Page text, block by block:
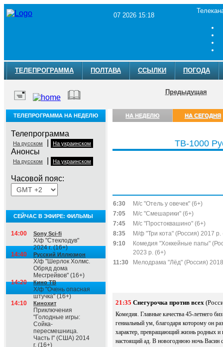
07 2026 15:18
ТЕЛЕПРОГРАММА ПОЛТАВА ССЫЛКИ ПОГОДА
Предыдущая
ТЕЛЕПРОГРАММА НА НЕДЕЛЮ
Телепрограмма
На русском На украинском
Анонсы
На русском На украинском
Часовой пояс:
СЕЙЧАС В ЭФИРЕ: ФИЛЬМЫ
14:00 Sony Sci-fi
Х/ф "Стеклодув"
2024 г. (16+)
14:40
Русский Иллюзион
Х/ф "Шерлок Холмс.
Обряд дома
Месгрейвов" (16+)
14:20
Кино ТВ
Х/ф "Очень опасная
штучка" (16+)
14:10
Кинохит
Приключения
"Голодные игры:
Сойка-
пересмешница.
Часть I" (США) 2014
г. (16+)
НА НЕДЕЛЮ НА СЕГОДНЯ
ТВ-1000
6:30
М/с "Отель у овечек" (6+)
7:05
М/с "Смешарики" (6+)
7:45
М/с "Простоквашино" (6+)
8:35
М/ф "Три кота" (Россия) 2017 р.
9:10
Комедия "Хоккейные папы"
2023 р. (6+)
11:30
Мелодрама "Лёд" (Россия)
21:35 Снегурочка против всех
Комедия. Главные качества 45-летнего
гениальный ум, благодаря которому он
характер, превращающий жизнь родных и
настоящий ад. В новогоднюю ночь Васин